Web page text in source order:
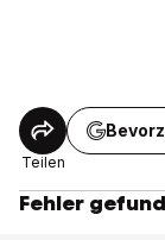
Teilen
Fehler